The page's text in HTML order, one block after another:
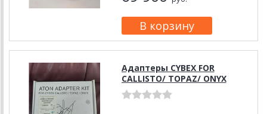
Адаптеры CYBEX FOR
CALLISTO/ TOPAZ/ ONYX